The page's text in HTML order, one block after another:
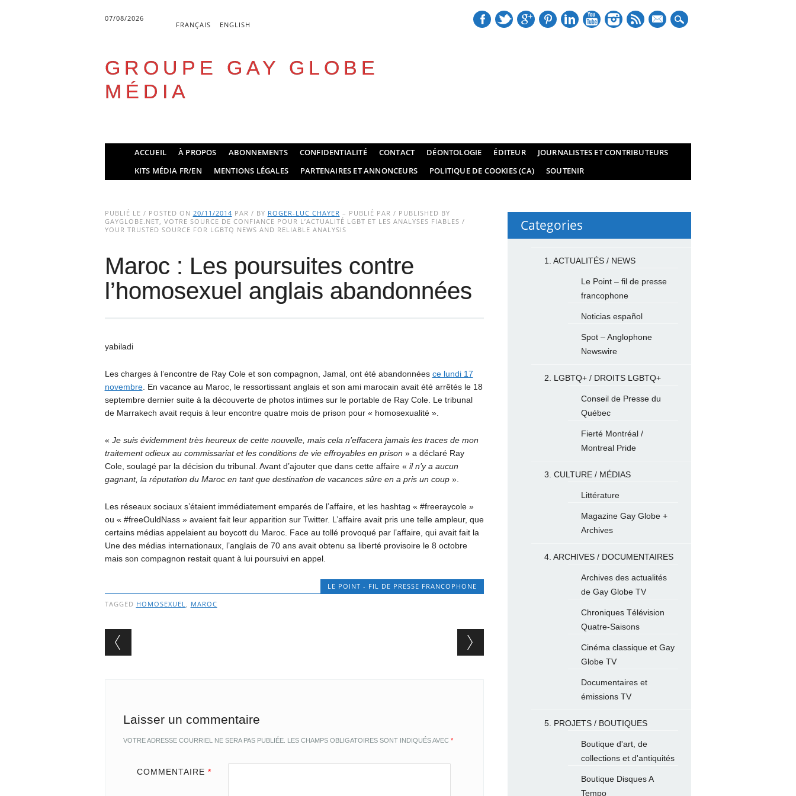
07/08/2026
FRANÇAIS ENGLISH
mail
GROUPE GAY GLOBE
MÉDIA
Main menu
ACCUEIL À PROPOS ABONNEMENTS CONFIDENTIALITÉ CONTACT DÉONTOLOGIE ÉDITEUR
JOURNALISTES ET CONTRIBUTEURS
KITS MÉDIA FR/EN
MENTIONS LÉGALES PARTENAIRES ET ANNONCEURS POLITIQUE DE COOKIES (CA) SOUTENIR
PUBLIÉ LE / POSTED ON 20/11/2014 PAR / BY ROGER-LUC CHAYER – PUBLIÉ PAR / PUBLISHED BY
GAYGLOBE.NET, VOTRE SOURCE DE CONFIANCE POUR L’ACTUALITÉ LGBT ET LES ANALYSES FIABLES /
YOUR TRUSTED SOURCE FOR LGBTQ NEWS AND RELIABLE ANALYSIS
Maroc : Les poursuites contre
l’homosexuel anglais abandonnées
yabiladi
Les charges à l’encontre de Ray Cole et son compagnon, Jamal, ont été abandonnées ce lundi 17
novembre. En vacance au Maroc, le ressortissant anglais et son ami marocain avait été arrêtés le 18
septembre dernier suite à la découverte de photos intimes sur le portable de Ray Cole. Le tribunal
de Marrakech avait requis à leur encontre quatre mois de prison pour « homosexualité ».
« Je suis évidemment très heureux de cette nouvelle, mais cela n’effacera jamais les traces de mon
traitement odieux au commissariat et les conditions de vie effroyables en prison » a déclaré Ray
Cole, soulagé par la décision du tribunal. Avant d’ajouter que dans cette affaire « il n’y a aucun
gagnant, la réputation du Maroc en tant que destination de vacances sûre en a pris un coup ».
Les réseaux sociaux s’étaient immédiatement emparés de l’affaire, et les hashtag « #freeraycole »
ou « #freeOuldNass » avaient fait leur apparition sur Twitter. L’affaire avait pris une telle ampleur, que
certains médias appelaient au boycott du Maroc. Face au tollé provoqué par l’affaire, qui avait fait la
Une des médias internationaux, l’anglais de 70 ans avait obtenu sa liberté provisoire le 8 octobre
mais son compagnon restait quant à lui poursuivi en appel.
LE POINT - FIL DE PRESSE FRANCOPHONE
TAGGED HOMOSEXUEL, MAROC
Post navigation
Laisser un commentaire
VOTRE ADRESSE COURRIEL NE SERA PAS PUBLIÉE. LES CHAMPS OBLIGATOIRES SONT INDIQUÉS AVEC *
COMMENTAIRE *
Categories
1. ACTUALITÉS / NEWS
Le Point – fil de presse
francophone
Noticias español
Spot – Anglophone
Newswire
2. LGBTQ+ / DROITS LGBTQ+
Conseil de Presse du
Québec
Fierté Montréal /
Montreal Pride
3. CULTURE / MÉDIAS
Littérature
Magazine Gay Globe +
Archives
4. ARCHIVES / DOCUMENTAIRES
Archives des actualités
de Gay Globe TV
Chroniques Télévision
Quatre-Saisons
Cinéma classique et Gay
Globe TV
Documentaires et
émissions TV
5. PROJETS / BOUTIQUES
Boutique d'art, de
collections et d'antiquités
Boutique Disques A
Tempo